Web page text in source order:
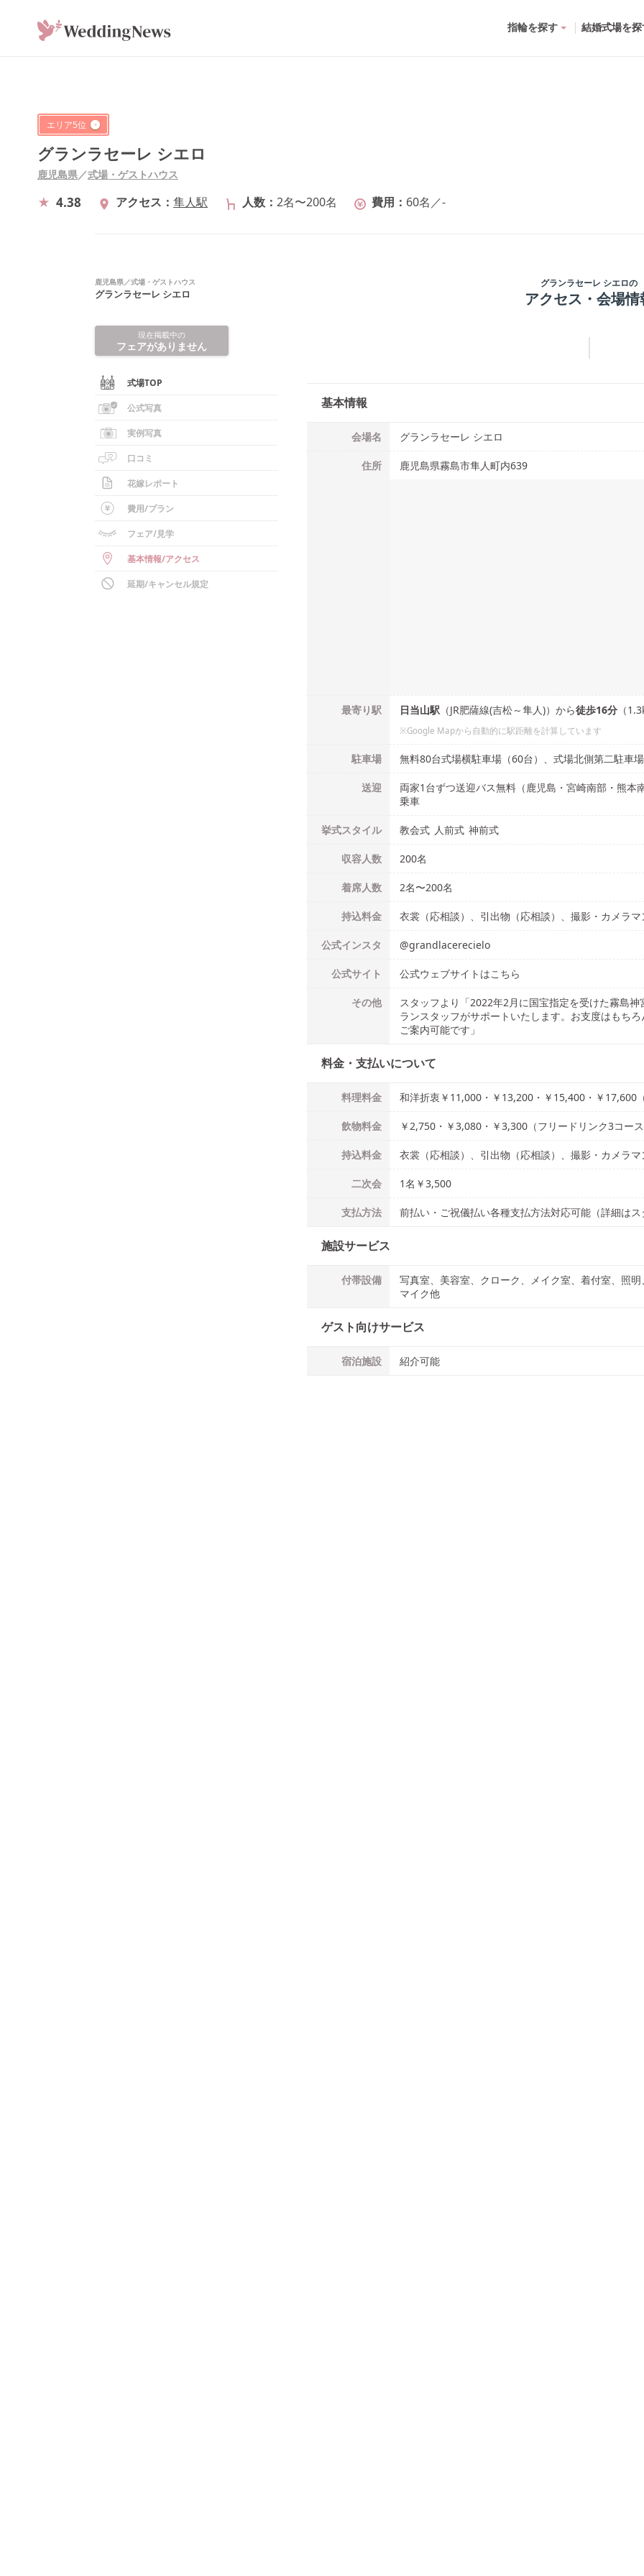
指輪を探す 結婚式場を
エリア5位
グランラセーレ シエロ
鹿児島県／式場・ゲストハウス
4.38 アクセス 隼人駅 人数 2名〜200名 費用 60名 ／-
鹿児島県／式場・ゲストハウス
グランラセーレ シエロ
現在掲載中の
フェアがありません
式場TOP
公式写真
実例写真
口コミ
花嫁レポート
費用/プラン
フェア/見学
基本情報/アクセス
延期/キャンセル規定
グランラセーレ シエロの
アクセス・会場情
基本情報
会場名 グランラセーレ シエロ
住所 鹿児島県霧島市隼人町内639
最寄り駅 日当山駅 （JR肥薩線(吉松～隼人)） から徒歩16分 （1.3
※Google Mapから自動的に駅距離を計算しています
駐車場 無料80台式場横駐車場（60台）、式場北側第二駐車場
送迎
両家1台ずつ送迎バス無料（鹿児島・宮崎南部・熊
乗車
挙式スタイル 教会式 人前式 神前式
収容人数 200名
着席人数 2名〜200名
持込料金 衣裳（応相談）、引出物（応相談）、撮影・カメラマ
公式インスタ @grandlacerecielo
公式サイト 公式ウェブサイトはこちら
その他
スタッフより「2022年2月に国宝指定を受けた霧島
ランスタッフがサポートいたします。お支度はもち
ご案内可能です」
料金・支払いについて
料理料金 和洋折衷￥11,000・￥13,200・￥15,400・￥17,600
飲物料金 ￥2,750・￥3,080・￥3,300（フリードリンク3コース
持込料金 衣裳（応相談）、引出物（応相談）、撮影・カメラマ
二次会 1名￥3,500
支払方法 前払い・ご祝儀払い各種支払方法対応可能（詳細はス
施設サービス
付帯設備
写真室、美容室、クローク、メイク室、着付室、照
マイク他
ゲスト向けサービス
宿泊施設 紹介可能